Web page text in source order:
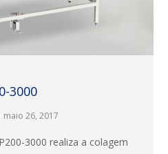
3000
maio 26, 2017
3000 realiza a colagem